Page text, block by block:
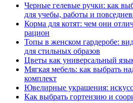
Черные гелевые ручки: как
для учебы, работы и
Корма для котят: чем они
рацион
Топы в женском гардеробе:
для стильных образов
Цветы как универсальный
Мягкая мебель: как выбрать
комплект
Ювелирные украшения:
Как выбрать гортензию и